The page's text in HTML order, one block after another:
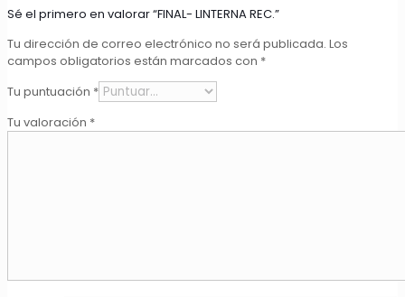
Sé el primero en valorar “FINAL- LINTERNA REC.”
Tu dirección de correo electrónico no será publicada. Los
campos obligatorios están marcados con *
Tu puntuación *
Tu valoración *